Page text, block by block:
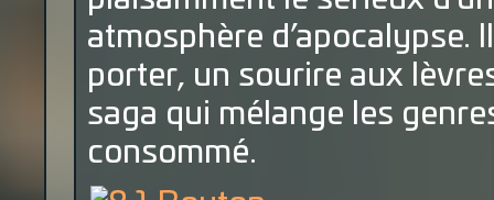
atmosphère d’apocalypse.
porter, un sourire aux
saga qui mélange les
consommé.